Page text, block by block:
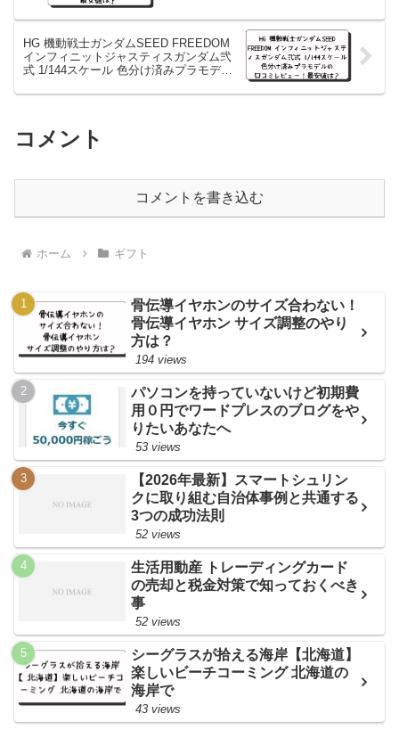
HG 機動戦士ガンダムSEED FREEDOM
インフィニットジャスティスガンダム弐
式 1/144スケール 色分け済みプラモデル
コメント
コメントを書き込む
ホーム ギフト
骨伝導イヤホンのサイズ合わない！
骨伝導イヤホン サイズ調整のやり
方は？
194 views
パソコンを持っていないけど初期費
用０円でワードプレスのブログをや
りたいあなたへ
53 views
【2026年最新】スマートシュリン
クに取り組む自治体事例と共通する
3つの成功法則
52 views
生活用動産 トレーディングカード
の売却と税金対策で知っておくべき
事
52 views
シーグラスが拾える海岸【北海道】
楽しいビーチコーミング 北海道の
海岸で
43 views